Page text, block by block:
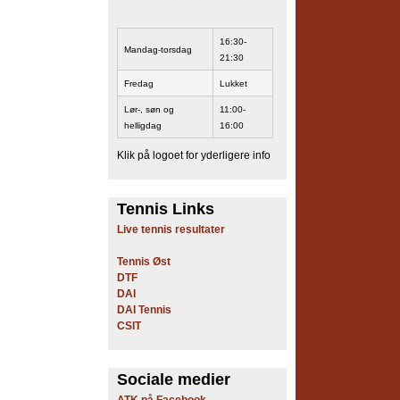
Mandag-torsdag
16:30-
21:30
Fredag Lukket
Lør-, søn og
helligdag
11:00-
16:00
Klik på logoet for yderligere info
Tennis Links
Live tennis resultater
Tennis Øst
DTF
DAI
DAI Tennis
CSIT
Sociale medier